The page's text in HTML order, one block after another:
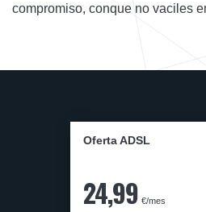
compromiso, conque no vaciles
Oferta ADSL
24,99 €/mes